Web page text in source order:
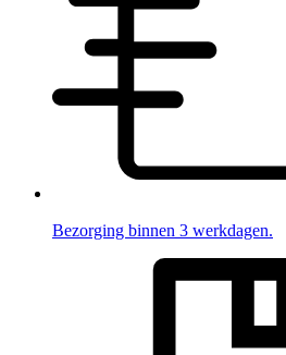
Bezorging binnen 3 werkdagen.